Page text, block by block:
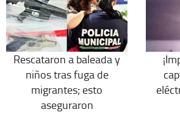
Rescataron a baleada y
niños tras fuga de
migrantes; esto
aseguraron